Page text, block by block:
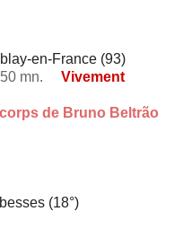
en-France (93)
50 mn.
Vivement
de Bruno Beltrão
(18°)